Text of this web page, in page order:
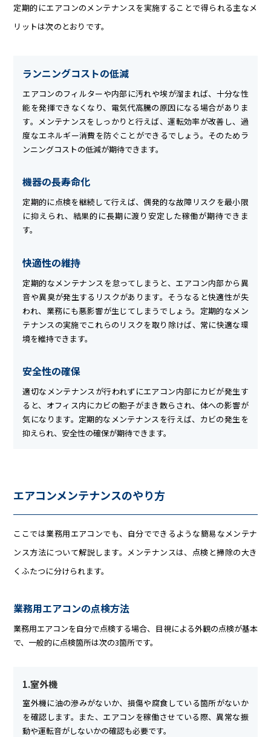
定期的にエアコンのメンテナンスを実施することで得られる主なメ
リットは次のとおりです。
ランニングコストの低減
エアコンのフィルターや内部に汚れや埃が溜まれば、十分な性
能を発揮できなくなり、電気代高騰の原因になる場合がありま
す。メンテナンスをしっかりと行えば、運転効率が改善し、過
度なエネルギー消費を防ぐことができるでしょう。そのためラ
ンニングコストの低減が期待できます。
機器の長寿命化
定期的に点検を継続して行えば、偶発的な故障リスクを最小限
に抑えられ、結果的に長期に渡り安定した稼働が期待できま
す。
快適性の維持
定期的なメンテナンスを怠ってしまうと、エアコン内部から異
音や異臭が発生するリスクがあります。そうなると快適性が失
われ、業務にも悪影響が生じてしまうでしょう。定期的なメン
テナンスの実施でこれらのリスクを取り除けば、常に快適な環
境を維持できます。
安全性の確保
適切なメンテナンスが行われずにエアコン内部にカビが発生す
ると、オフィス内にカビの胞子がまき散らされ、体への影響が
気になります。定期的なメンテナンスを行えば、カビの発生を
抑えられ、安全性の確保が期待できます。
エアコンメンテナンスのやり方
ここでは業務用エアコンでも、自分でできるような簡易なメンテナ
ンス方法について解説します。メンテナンスは、点検と掃除の大き
くふたつに分けられます。
業務用エアコンの点検方法
業務用エアコンを自分で点検する場合、目視による外観の点検が基本
で、一般的に点検箇所は次の3箇所です。
1.室外機
室外機に油の滲みがないか、損傷や腐食している箇所がないか
を確認します。また、エアコンを稼働させている際、異常な振
動や運転音がしないかの確認も必要です。